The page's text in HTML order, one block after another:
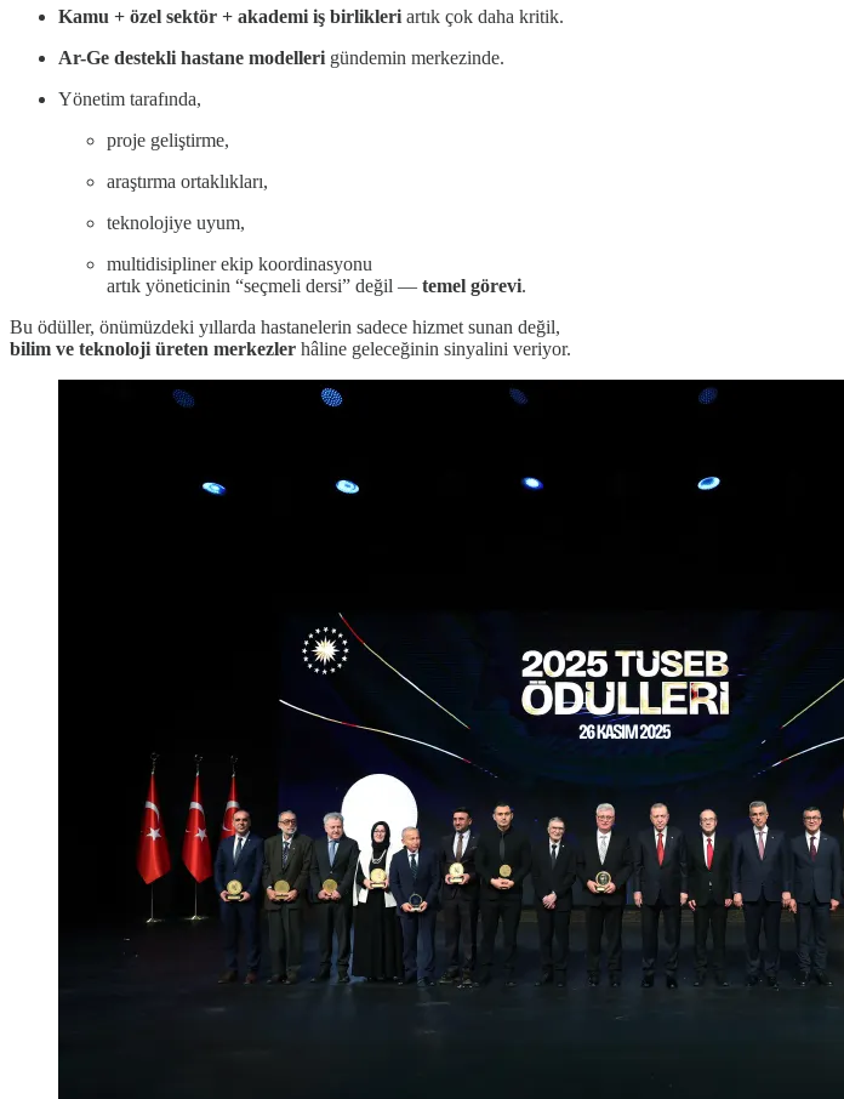
Kamu + özel sektör + akademi iş birlikleri artık çok daha kritik.
Ar-Ge destekli hastane modelleri gündemin merkezinde.
Yönetim tarafında,
proje geliştirme,
araştırma ortaklıkları,
teknolojiye uyum,
multidisipliner ekip koordinasyonu
artık yöneticinin “seçmeli dersi” değil — temel görevi.
Bu ödüller, önümüzdeki yıllarda hastanelerin sadece hizmet sunan değil,
bilim ve teknoloji üreten merkezler hâline geleceğinin sinyalini veriyor.